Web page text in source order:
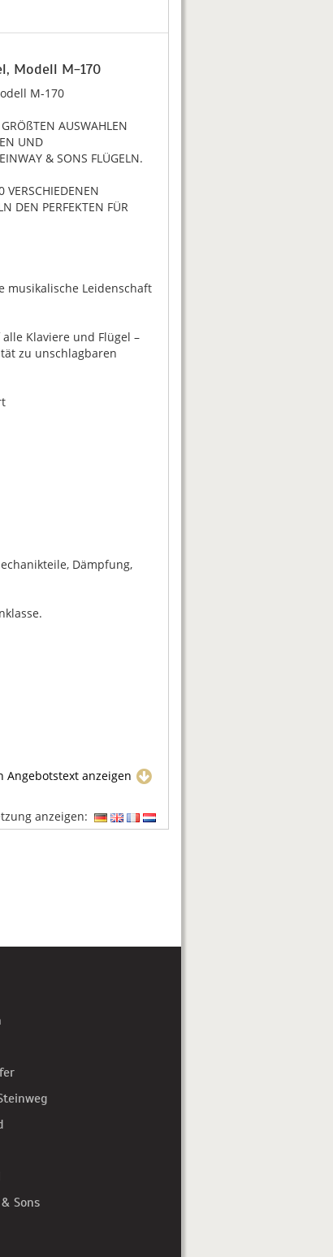
Modell M-170
M-170
AUSWAHLEN
UND
& SONS FLÜGELN.
VERSCHIEDENEN
DEN PERFEKTEN FÜR
musikalische Leidenschaft
Klaviere und Flügel –
zu unschlagbaren
Dämpfung,
Angebotstext anzeigen
anzeigen:
Sons